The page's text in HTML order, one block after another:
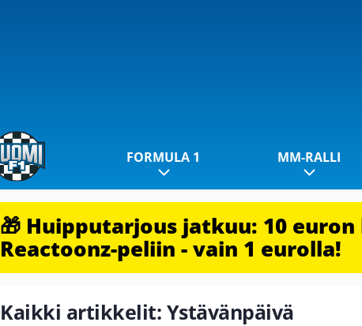
FORMULA 1 MM-RALLI
🎁 Huipputarjous jatkuu: 10
Reactoonz-peliin - vain 1 eurolla!
Kaikki artikkelit: Ystävänpäivä